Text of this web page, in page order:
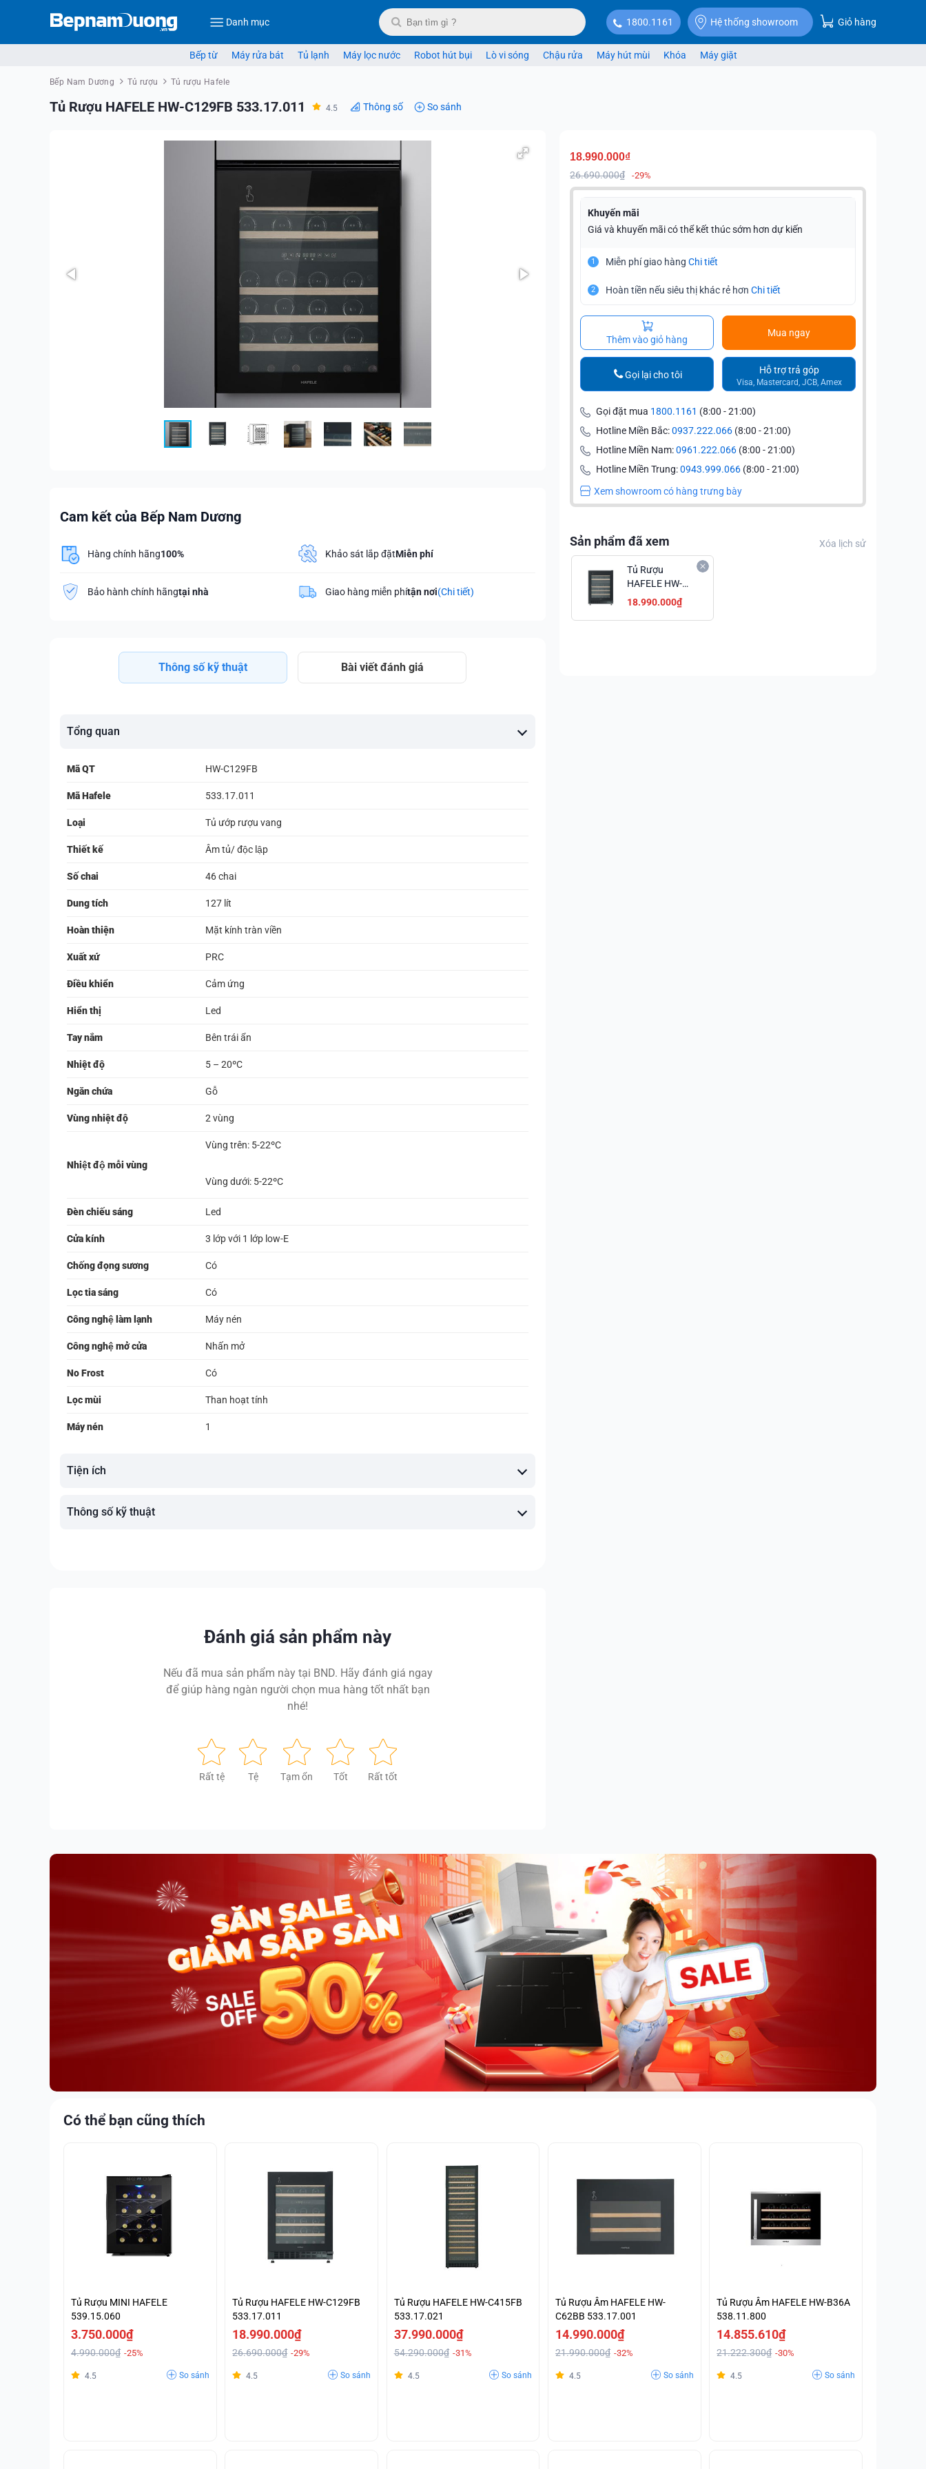
Danh mục 1800.1161 Hệ thống showroom Giỏ hàng
Bếp từ Máy rửa bát Tủ lạnh Máy lọc nước Robot hút bụi Lò vi sóng Chậu rửa Máy hút mùi Khóa Máy giặt
Bếp Nam Dương Tủ rượu Tủ rượu Hafele
Tủ Rượu HAFELE HW-C129FB 533.17.011 4.5 Thông số So sánh
Cam kết của Bếp Nam Dương
Hàng chính hãng100% Khảo sát lắp đặtMiễn phí
Bảo hành chính hãngtại nhà Giao hàng miễn phítận nơi(Chi tiết)
Thông số kỹ thuật Bài viết đánh giá
Tổng quan
Mã QT HW-C129FB
Mã Hafele 533.17.011
Loại Tủ ướp rượu vang
Thiết kế Âm tủ/ độc lập
Số chai 46 chai
Dung tích 127 lít
Hoàn thiện Mặt kính tràn viền
Xuất xứ PRC
Điều khiển Cảm ứng
Hiển thị Led
Tay nắm Bên trái ẩn
Nhiệt độ 5 – 20ºC
Ngăn chứa Gỗ
Vùng nhiệt độ 2 vùng
Nhiệt độ mỗi vùng
Vùng trên: 5-22ºC
Vùng dưới: 5-22ºC
Đèn chiếu sáng Led
Cửa kính 3 lớp với 1 lớp low-E
Chống đọng sương Có
Lọc tia sáng Có
Công nghệ làm lạnh Máy nén
Công nghệ mở cửa Nhấn mở
No Frost Có
Lọc mùi Than hoạt tính
Máy nén 1
Tiện ích
Thông số kỹ thuật
Đánh giá sản phẩm này
Nếu đã mua sản phẩm này tại BND. Hãy đánh giá ngay
để giúp hàng ngàn người chọn mua hàng tốt nhất bạn
nhé!
Rất tệ Tệ Tạm ổn Tốt Rất tốt
18.990.000₫
26.690.000₫ -29%
Khuyến mãi
Giá và khuyến mãi có thể kết thúc sớm hơn dự kiến
1 Miễn phí giao hàng Chi tiết
2 Hoàn tiền nếu siêu thị khác rẻ hơn Chi tiết
Thêm vào giỏ hàng
Mua ngay
Hỗ trợ trả góp
Visa, Mastercard, JCB, Amex
Gọi lại cho tôi
Gọi đặt mua 1800.1161 (8:00 - 21:00)
Hotline Miền Bắc:0937.222.066 (8:00 - 21:00)
Hotline Miền Nam:0961.222.066 (8:00 - 21:00)
Hotline Miền Trung:0943.999.066 (8:00 - 21:00)
Xem showroom có hàng trưng bày
Sản phẩm đã xem Xóa lịch sử
Tủ Rượu
HAFELE HW-
C129FB
18.990.000₫
Có thể bạn cũng thích
Tủ Rượu MINI HAFELE
539.15.060
3.750.000₫
4.990.000₫ -25%
4.5 So sánh
Tủ Rượu HAFELE HW-C129FB
533.17.011
18.990.000₫
26.690.000₫ -29%
4.5 So sánh
Tủ Rượu HAFELE HW-C415FB
533.17.021
37.990.000₫
54.290.000₫ -31%
4.5 So sánh
Tủ Rượu Âm HAFELE HW-
C62BB 533.17.001
14.990.000₫
21.990.000₫ -32%
4.5 So sánh
Tủ Rượu Âm HAFELE HW-B36A
538.11.800
14.855.610₫
21.222.300₫ -30%
4.5 So sánh